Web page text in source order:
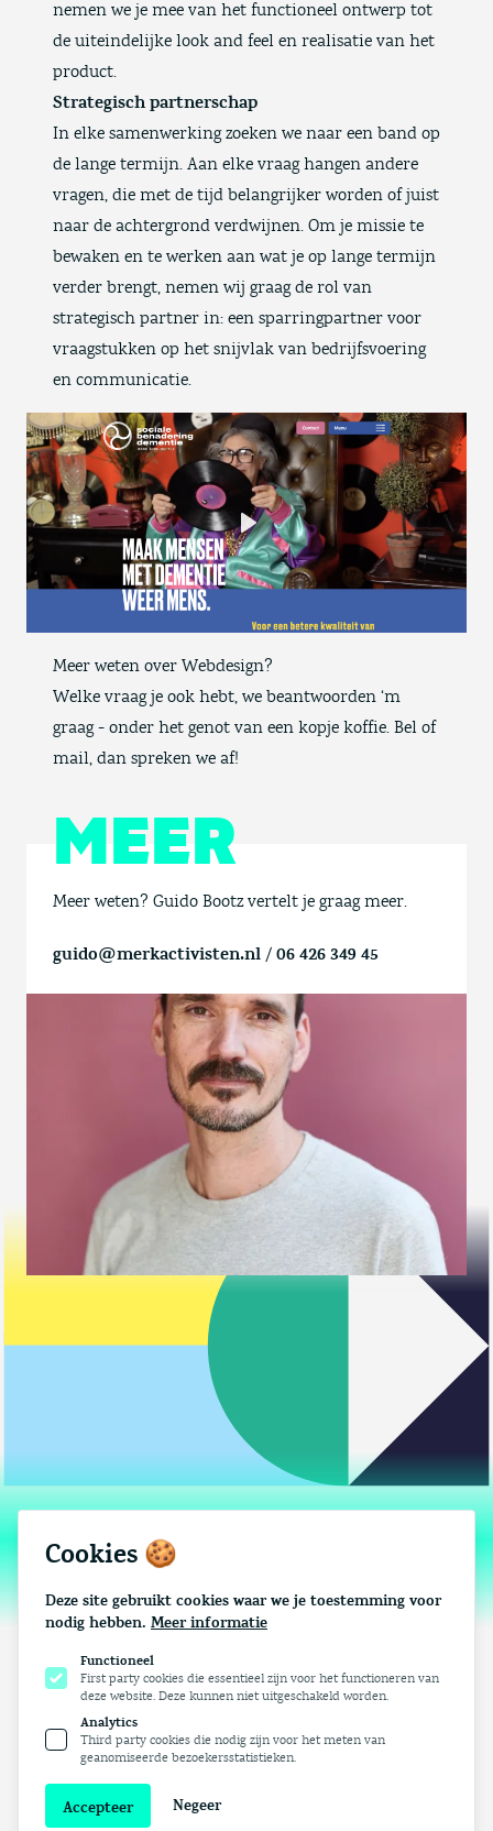
Cookies 🍪
Deze site gebruikt cookies waar we je toestemming voor
nodig hebben. Meer informatie
Functioneel
First party cookies die essentieel zijn voor het functioneren van
deze website. Deze kunnen niet uitgeschakeld worden.
Analytics
Third party cookies die nodig zijn voor het meten van
geanomiseerde bezoekersstatistieken.
Accepteer Negeer
nemen we je mee van het functioneel ontwerp tot
de uiteindelijke look and feel en realisatie van het
product.
Strategisch partnerschap
In elke samenwerking zoeken we naar een band op
de lange termijn. Aan elke vraag hangen andere
vragen, die met de tijd belangrijker worden of juist
naar de achtergrond verdwijnen. Om je missie te
bewaken en te werken aan wat je op lange termijn
verder brengt, nemen wij graag de rol van
strategisch partner in: een sparringpartner voor
vraagstukken op het snijvlak van bedrijfsvoering
en communicatie.
Play
Meer weten over Webdesign?
Welke vraag je ook hebt, we beantwoorden ‘m
graag - onder het genot van een kopje koffie. Bel of
mail, dan spreken we af!
MEER
Meer weten? Guido Bootz vertelt je graag meer.
guido@merkactivisten.nl / 06 426 349 45
Corus Advies
Cases Diensten Team Contact